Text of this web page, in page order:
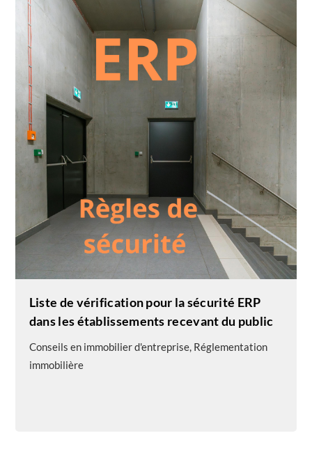
Liste de vérification pour la sécurité ERP
dans les établissements recevant du public
Conseils en immobilier d'entreprise, Réglementation
immobilière